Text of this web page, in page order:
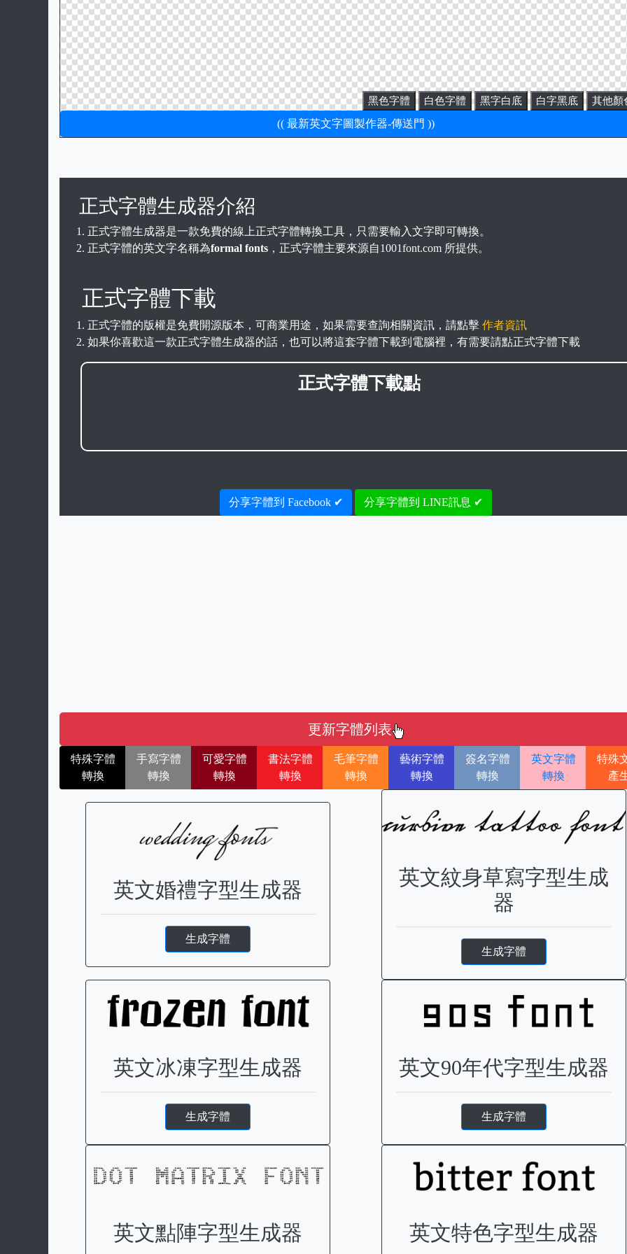
黑色字體 白色字體 黑字白底 白字黑底 其他
(( 最新英文字圖製作器-傳送門 ))
正式字體生成器介紹
正式字體生成器是一款免費的線上正式字體轉換工具，只需要輸入文字即可轉換。
正式字體的英文字名稱為formal fonts ，正式字體主要來源自1001font.com 所提供。
正式字體下載
正式字體的版權是免費開源版本，可商業用途，如果需要查詢相關資訊，請點擊作者資訊
如果你喜歡這一款正式字體生成器的話，也可以將這套字體下載到電腦裡，有需要請點正式字體下載
正式字體下載點
分享字體到 Facebook ✔ 分享字體到 LINE訊息 ✔
更新字體列表
特殊字體
轉換
手寫字體
轉換
可愛字體
轉換
書法字體
轉換
毛筆字體
轉換
藝術字體
轉換
簽名字體
轉換
英文字體
轉換
特殊
產
英文婚禮字型生成器
生成字體
英文紋身草寫字型生成
器
生成字體
英文冰凍字型生成器
生成字體
英文90年代字型生成器
生成字體
英文點陣字型生成器 英文特色字型生成器